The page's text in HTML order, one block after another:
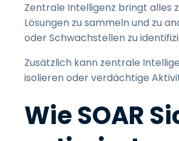
Zentrale Intelligenz bringt alles
Lösungen zu sammeln und zu
oder Schwachstellen zu
Zusätzlich kann zentrale
isolieren oder verdächtige
Wie SOAR